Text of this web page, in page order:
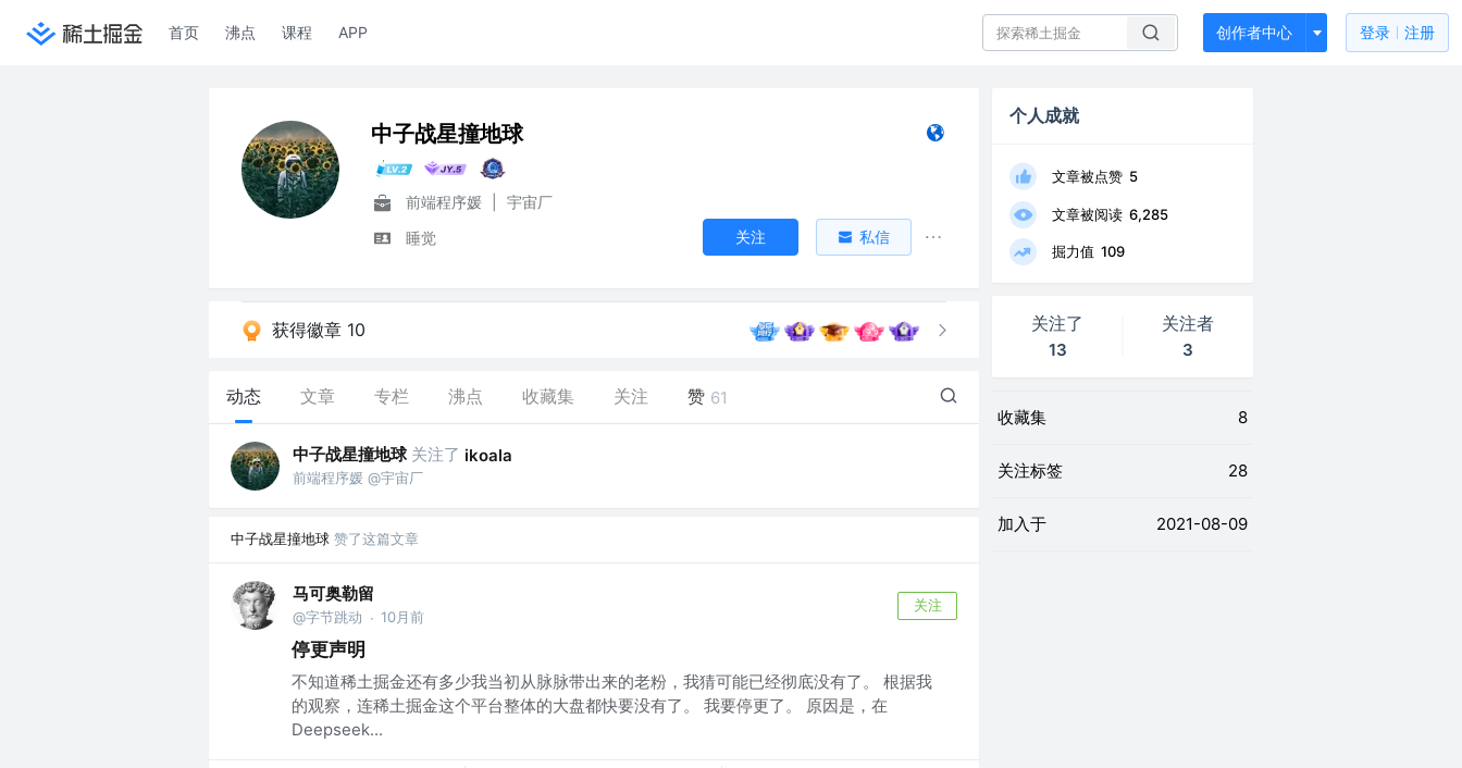
首页 沸点 课程 APP 创作者中心 登录 注册
中子战星撞地球
前端程序媛
宇宙厂
睡觉
关注 私信
获得徽章 10
动态 文章 专栏 沸点 收藏集 关注 赞 61
中子战星撞地球 关注了 ikoala
前端程序媛 @宇宙厂
中子战星撞地球 赞了这篇文章
马可奥勒留
@字节跳动 · 10月前
关注
停更声明
不知道稀土掘金还有多少我当初从脉脉带出来的老粉，我猜可能已经彻底没有了。 根据我
的观察，连稀土掘金这个平台整体的大盘都快要没有了。 我要停更了。 原因是，在
Deepseek...
个人成就
文章被点赞 5
文章被阅读 6,285
掘力值 109
关注了
13
关注者
3
收藏集 8
关注标签 28
加入于 2021-08-09